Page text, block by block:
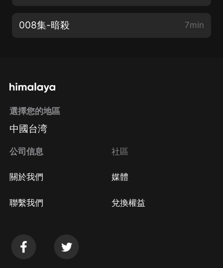
008集-暗殺 7min
選擇您的地區
中國台湾
公司信息
關於我們
聯繫我們
社區
媒體
兌換權益